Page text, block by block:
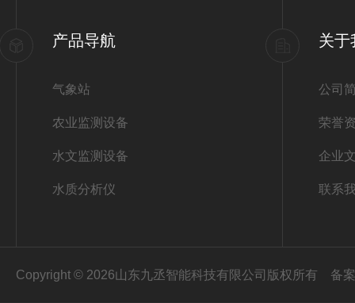
产品导航
气象站
农业监测设备
水文监测设备
水质分析仪
关于
公司
荣誉
企业
联系
Copyright © 2026山东九丞智能科技有限公司版权所有 备